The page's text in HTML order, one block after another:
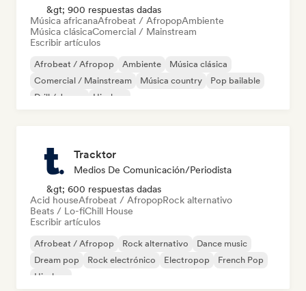
&gt; 900 respuestas dadas
Música africanaAfrobeat / AfropopAmbiente
Música clásicaComercial / Mainstream
Escribir artículos
Afrobeat / Afropop Ambiente
Música clásica
Comercial / Mainstream
Música country
Pop bailable
Drill / Jersey
Hip-hop
Tracktor
Medios De Comunicación/Periodista
&gt; 600 respuestas dadas
Acid houseAfrobeat / AfropopRock alternativo
Beats / Lo-fiChill House
Escribir artículos
Afrobeat / Afropop Rock alternativo
Dance music
Dream pop
Rock electrónico Electropop
French Pop
Hip-hop